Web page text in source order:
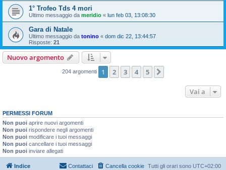
1° Trofeo Tds 4 mori
Ultimo messaggio da meridio « lun feb 03, 13:08:30
Gara di Natale
Ultimo messaggio da tonino « dom dic 22, 13:44:57
Risposte: 21
Nuovo argomento
204 argomenti 1 2 3 4 5
Vai a
PERMESSI FORUM
Non puoi aprire nuovi argomenti
Non puoi rispondere negli argomenti
Non puoi modificare i tuoi messaggi
Non puoi cancellare i tuoi messaggi
Non puoi inviare allegati
Indice Tutti gli orari sono UTC+02:00
Cancella cookie
Contattaci